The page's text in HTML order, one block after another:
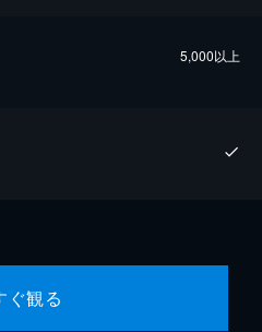
5,000以上
ぐ観る